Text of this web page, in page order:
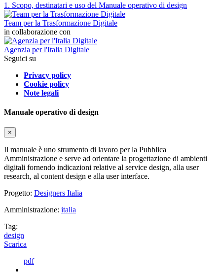
1. Scopo, destinatari e uso del Manuale operativo di design
Team per la Trasformazione Digitale
in collaborazione con
Agenzia per l'Italia Digitale
Seguici su
Privacy policy
Cookie policy
Note legali
Manuale operativo di design
×
Il manuale è uno strumento di lavoro per la Pubblica
Amministrazione e serve ad orientare la progettazione di ambienti
digitali fornendo indicazioni relative al service design, alla user
research, al content design e alla user interface.
Progetto: Designers Italia
Amministrazione: italia
Tag:
design
Scarica
pdf